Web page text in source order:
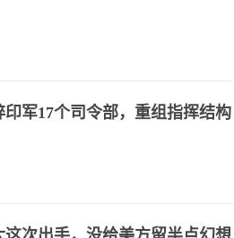
军17个司令部，重组指挥结构